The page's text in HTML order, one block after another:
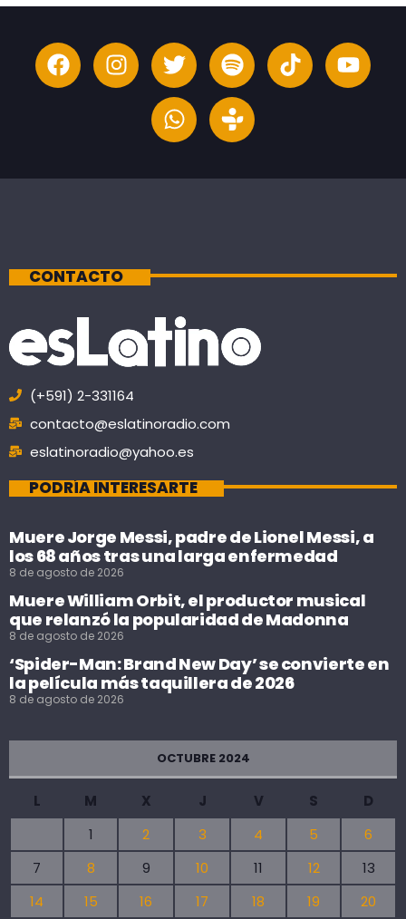
CONTACTO
(+591) 2-331164
contacto@eslatinoradio.com
eslatinoradio@yahoo.es
PODRÍA INTERESARTE
Muere Jorge Messi, padre de Lionel Messi, a
los 68 años tras una larga enfermedad
8 de agosto de 2026
Muere William Orbit, el productor musical
que relanzó la popularidad de Madonna
8 de agosto de 2026
‘Spider-Man: Brand New Day’ se convierte en
la película más taquillera de 2026
8 de agosto de 2026
OCTUBRE 2024
L M X J V S
D
1
2 3 4 5
6
7
8 9 10 11 12
13
14
15 16 17 18 19 20